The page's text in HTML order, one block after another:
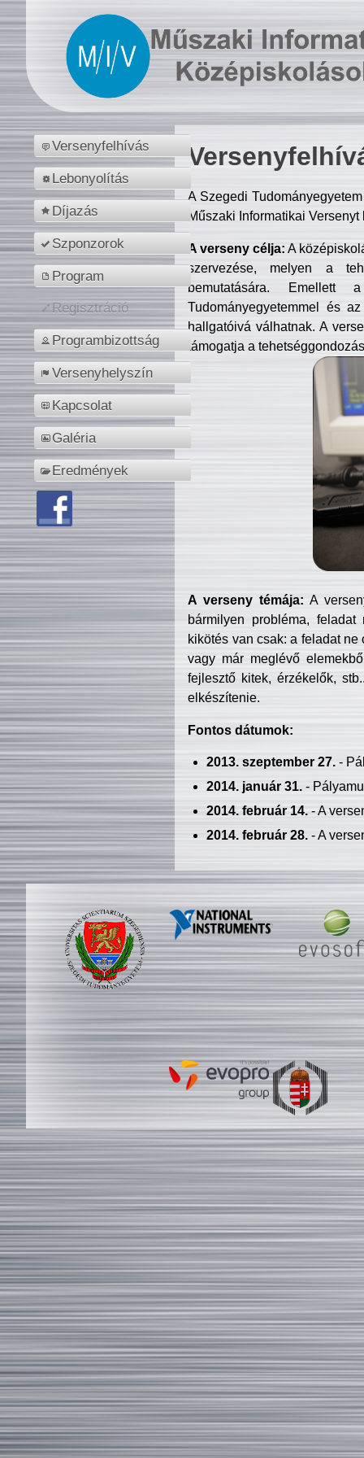
Versenyfelhívás
Lebonyolítás
Díjazás
Szponzorok
Program
Regisztráció
Programbizottság
Versenyhelyszín
Kapcsolat
Galéria
Eredmények
A Szegedi
Műszaki Informatikai
A verseny célja: A
szervezése, melyen a
bemutatására. Emellett
Tudományegyetemmel és
hallgatóivá válhatnak. A
támogatja a
A verseny témája: A
bármilyen probléma, feladat
kikötés van csak: a feladat
vagy már meglévő
fejlesztő kitek, érzékelők,
elkészítenie.
Fontos dátumok:
2013. szeptember 27.-
2014. január 31.-
2014. február 14.- A
2014. február 28.- A